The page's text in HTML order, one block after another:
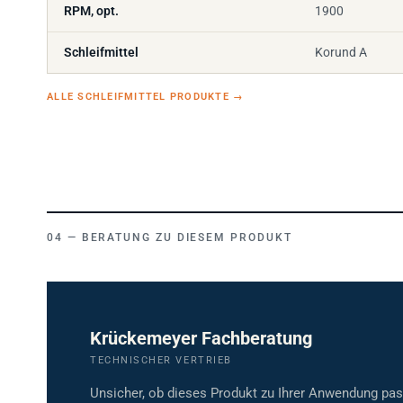
RPM, opt. 1900
Schleifmittel Korund A
ALLE SCHLEIFMITTEL PRODUKTE
BERATUNG ZU DIESEM PRODUKT
Krückemeyer Fachberatung
TECHNISCHER VERTRIEB
Unsicher, ob dieses Produkt zu Ihrer Anwendung